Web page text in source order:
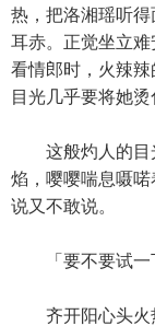
热，把洛湘瑶听得
耳赤。正觉坐立
看情郎时，火辣辣
目光几乎要将她烫
这般灼人的目
焰，嘤嘤喘息嗫喏
说又不敢说。
「要不要试一
齐开阳心头火热